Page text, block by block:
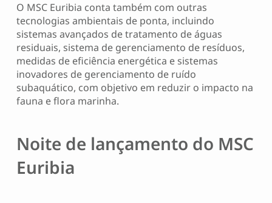
O MSC Euribia conta também com outras
tecnologias ambientais de ponta, incluindo
sistemas avançados de tratamento de águas
residuais, sistema de gerenciamento de resíduos,
medidas de eficiência energética e sistemas
inovadores de gerenciamento de ruído
subaquático, com objetivo em reduzir o impacto na
fauna e flora marinha.
Noite de lançamento do MSC
Euribia